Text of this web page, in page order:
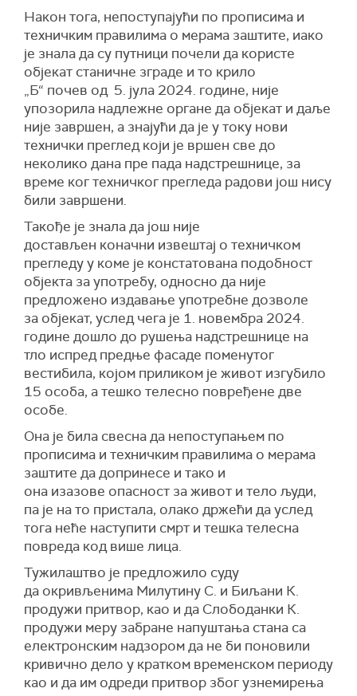
Након тога, непоступајући по прописима и
техничким правилима о мерама заштите, иако
је знала да су путници почели да користе
објекат станичне зграде и то крило
„Б“ почев од 5. јула 2024. године, није
упозорила надлежне органе да објекат и даље
није завршен, а знајући да је у току нови
технички преглед који је вршен све до
неколико дана пре пада надстрешнице, за
време ког техничког прегледа радови још нису
били завршени.
Такође је знала да још није
достављен коначни извештај о техничком
прегледу у коме је констатована подобност
објекта за употребу, односно да није
предложено издавање употребне дозволе
за објекат, услед чега је 1. новембра 2024.
године дошло до рушења надстрешнице на
тло испред предње фасаде поменутог
вестибила, којом приликом је живот изгубило
15 особа, а тешко телесно повређене две
особе.
Она је била свесна да непоступањем по
прописима и техничким правилима о мерама
заштите да допринесе и тако и
она изазове опасност за живот и тело људи,
па је на то пристала, олако држећи да услед
тога неће наступити смрт и тешка телесна
повреда код више лица.
Тужилаштво је предложило суду
да окривљенима Милутину С. и Биљани К.
продужи притвор, као и да Слободанки К.
продужи меру забране напуштања стана са
електронским надзором да не би поновили
кривично дело у кратком временском периоду
као и да им одреди притвор због узнемирења